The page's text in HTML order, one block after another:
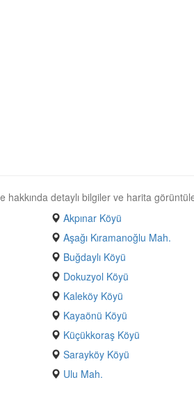
detaylı bilgiler ve harita
Akpınar Köyü
Aşağı Kıramanoğlu Mah.
Buğdaylı Köyü
Dokuzyol Köyü
Kaleköy Köyü
Kayaönü Köyü
Küçükkoraş Köyü
Sarayköy Köyü
Ulu Mah.